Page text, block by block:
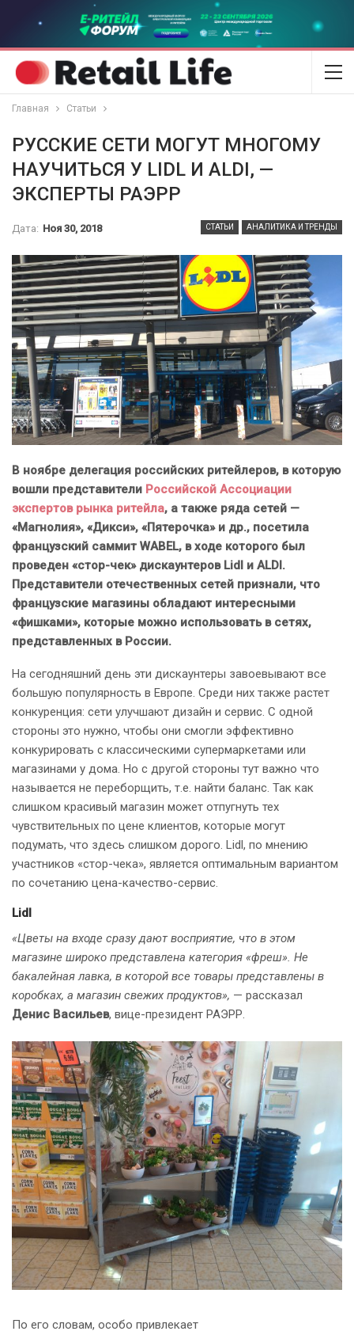
Главная Статьи
РУССКИЕ СЕТИ МОГУТ МНОГОМУ
НАУЧИТЬСЯ У LIDL И ALDI, —
ЭКСПЕРТЫ РАЭРР
СТАТЬИ АНАЛИТИКА И ТРЕНДЫ
Дата: Ноя 30, 2018
В ноябре делегация российских ритейлеров, в которую
вошли представители Российской Ассоциации
экспертов рынка ритейла, а также ряда сетей —
«Магнолия», «Дикси», «Пятерочка» и др., посетила
французский саммит WABEL, в ходе которого был
проведен «стор-чек» дискаунтеров Lidl и ALDI.
Представители отечественных сетей признали, что
французские магазины обладают интересными
«фишками», которые можно использовать в сетях,
представленных в России.
На сегодняшний день эти дискаунтеры завоевывают все
большую популярность в Европе. Среди них также растет
конкуренция: сети улучшают дизайн и сервис. С одной
стороны это нужно, чтобы они смогли эффективно
конкурировать с классическими супермаркетами или
магазинами у дома. Но с другой стороны тут важно что
называется не переборщить, т.е. найти баланс. Так как
слишком красивый магазин может отпугнуть тех
чувствительных по цене клиентов, которые могут
подумать, что здесь слишком дорого. Lidl, по мнению
участников «стор-чека», является оптимальным вариантом
по сочетанию цена-качество-сервис.
Lidl
«Цветы на входе сразу дают восприятие, что в этом
магазине широко представлена категория «фреш». Не
бакалейная лавка, в которой все товары представлены в
коробках, а магазин свежих продуктов», — рассказал
Денис Васильев, вице-президент РАЭРР.
По его словам, особо привлекает